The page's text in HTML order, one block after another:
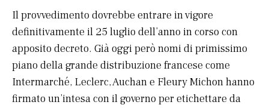
Il provvedimento dovrebbe entrare in vigore
definitivamente il 25 luglio dell’anno in corso con
apposito decreto. Già oggi però nomi di primissimo
piano della grande distribuzione francese come
Intermarché, Leclerc, Auchan e Fleury Michon hanno
firmato un’intesa con il governo per etichettare da